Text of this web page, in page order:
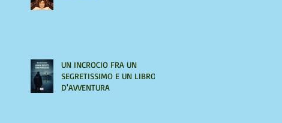
UN INCROCIO FRA UN
SEGRETISSIMO E UN LIBRO
D'AVVENTURA